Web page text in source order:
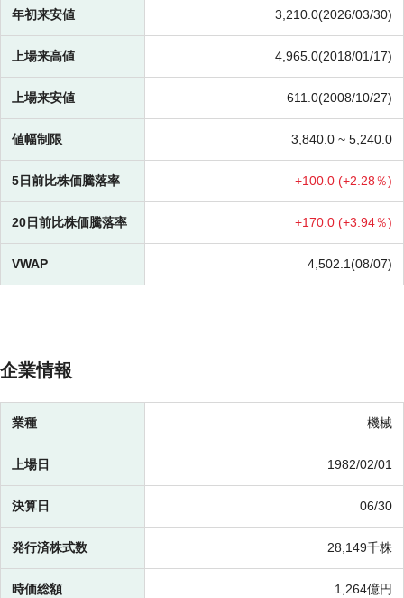
年初来安値 3,210.0(2026/03/30)
上場来高値 4,965.0(2018/01/17)
上場来安値 611.0(2008/10/27)
値幅制限 3,840.0 ~ 5,240.0
5日前比株価騰落率 +100.0 (+2.28％)
20日前比株価騰落率 +170.0 (+3.94％)
VWAP 4,502.1(08/07)
企業情報
業種 機械
上場日 1982/02/01
決算日 06/30
発行済株式数 28,149千株
時価総額 1,264億円